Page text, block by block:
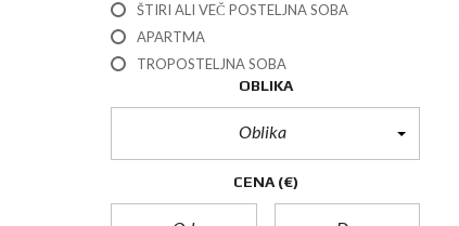
ŠTIRI ALI VEČ POSTELJNA SOBA
APARTMA
TROPOSTELJNA SOBA
OBLIKA
Oblika
CENA (€)